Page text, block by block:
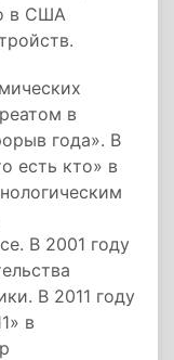
в США
в
года». В
есть кто» в
В 2001 году
В 2011 году
в